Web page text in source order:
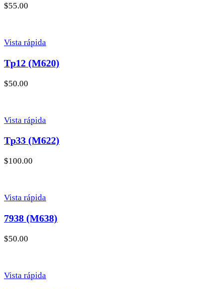
$55.00
Vista rápida
Tp12 (M620)
$50.00
Vista rápida
Tp33 (M622)
$100.00
Vista rápida
7938 (M638)
$50.00
Vista rápida